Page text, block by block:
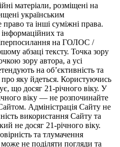
матеріали, розміщені на
українським
та інші суміжні права.
та
на ГОЛОС /
абзаці тексту. Точка зору
зору автора, а усі
на об’єктивність та
про яку йдеться. Користуючись
що досяг 21-річного віку. У
віку — не розпочинайте
Адміністрація Сайту не
використання Сайту та
не досяг 21-річного віку.
та тлумачення
не поділяти погляди та